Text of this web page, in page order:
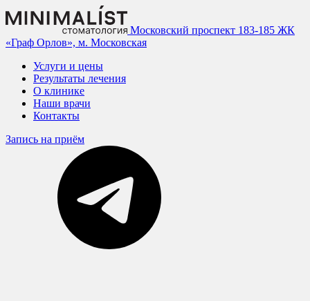
Московский проспект 183-185 ЖК
«Граф Орлов», м. Московская
Услуги и цены
Результаты лечения
О клинике
Наши врачи
Контакты
Запись на приём